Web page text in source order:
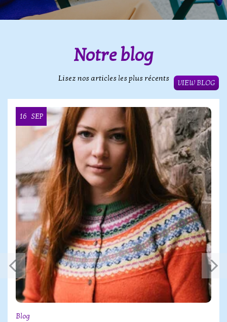
Notre blog
Lisez nos articles les plus récents
VIEW BLOG
16 SEP
Blog